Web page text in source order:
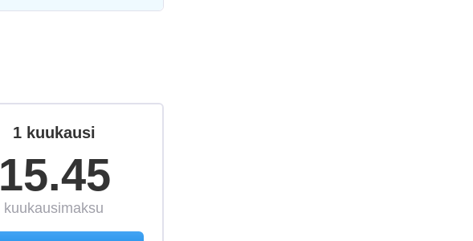
1 kuukausi
15.45
kuukausimaksu